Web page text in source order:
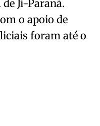
Ji-Paraná.
o apoio de
foram até o